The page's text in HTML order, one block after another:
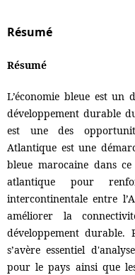
Résumé
Résumé
L’économie​‍​‌‍​‍‌​‍​‌‍​‍‌ bleue est
développement durable
est une des
Atlantique est une
bleue marocaine dans
atlantique pour
intercontinentale entre
améliorer la
développement
s’avère essentiel
pour le pays ainsi que